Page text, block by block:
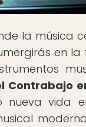
la música
en la
Contrabajo
nueva vida